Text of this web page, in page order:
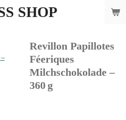
SHOP
Revillon Papillotes
Féeriques
Milchschokolade –
360 g